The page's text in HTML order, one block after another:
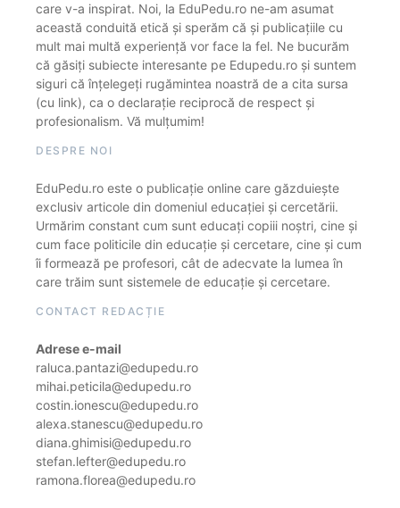
care v-a inspirat. Noi, la EduPedu.ro ne-am asumat
această conduită etică și sperăm că și publicațiile cu
mult mai multă experiență vor face la fel. Ne bucurăm
că găsiți subiecte interesante pe Edupedu.ro și suntem
siguri că înțelegeți rugămintea noastră de a cita sursa
(cu link), ca o declarație reciprocă de respect și
profesionalism. Vă mulțumim!
DESPRE NOI
EduPedu.ro este o publicație online care găzduiește
exclusiv articole din domeniul educației și cercetării.
Urmărim constant cum sunt educați copiii noștri, cine și
cum face politicile din educație și cercetare, cine și cum
îi formează pe profesori, cât de adecvate la lumea în
care trăim sunt sistemele de educație și cercetare.
CONTACT REDACȚIE
Adrese e-mail
raluca.pantazi@edupedu.ro
mihai.peticila@edupedu.ro
costin.ionescu@edupedu.ro
alexa.stanescu@edupedu.ro
diana.ghimisi@edupedu.ro
stefan.lefter@edupedu.ro
ramona.florea@edupedu.ro